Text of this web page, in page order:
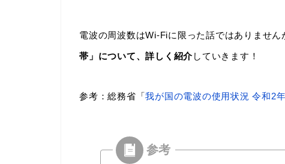
電波の周波数はWi-Fiに限った話ではありません
帯」について、詳しく紹介していきます！
参考：総務省「我が国の電波の使用状況 令和2